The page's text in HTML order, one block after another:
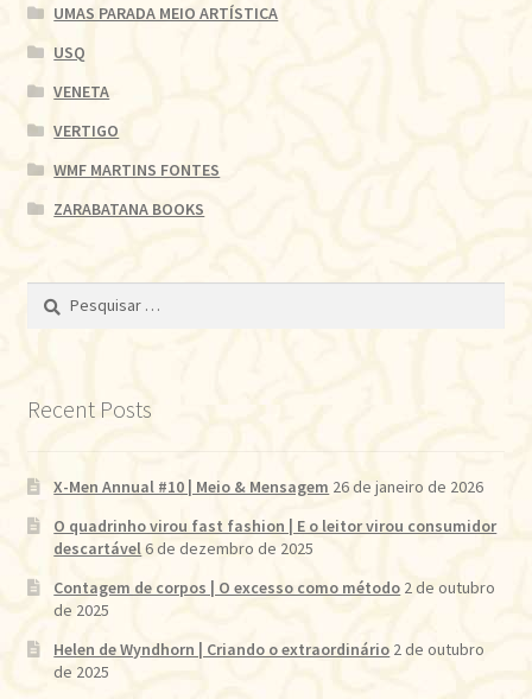
UMAS PARADA MEIO ARTÍSTICA
USQ
VENETA
VERTIGO
WMF MARTINS FONTES
ZARABATANA BOOKS
Recent Posts
X-Men Annual #10 | Meio & Mensagem 26 de janeiro de 2026
O quadrinho virou fast fashion | E o leitor virou consumidor
descartável6 de dezembro de 2025
Contagem de corpos | O excesso como método 2 de outubro
de 2025
Helen de Wyndhorn | Criando o extraordinário 2 de outubro
de 2025